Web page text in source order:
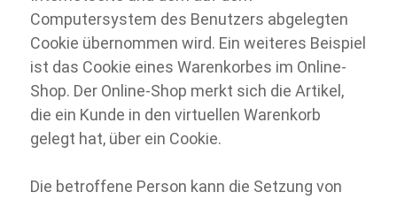
Computersystem des Benutzers abgelegten
Cookie übernommen wird. Ein weiteres Beispiel
ist das Cookie eines Warenkorbes im Online-
Shop. Der Online-Shop merkt sich die Artikel,
die ein Kunde in den virtuellen Warenkorb
gelegt hat, über ein Cookie.
Die betroffene Person kann die Setzung von